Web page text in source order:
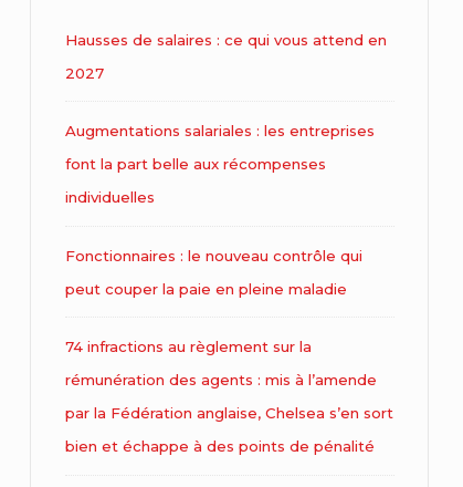
Hausses de salaires : ce qui vous attend en
2027
Augmentations salariales : les entreprises
font la part belle aux récompenses
individuelles
Fonctionnaires : le nouveau contrôle qui
peut couper la paie en pleine maladie
74 infractions au règlement sur la
rémunération des agents : mis à l’amende
par la Fédération anglaise, Chelsea s’en sort
bien et échappe à des points de pénalité